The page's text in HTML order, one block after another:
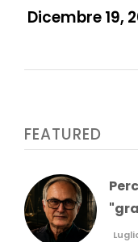
Dicembre 19,
FEATURED